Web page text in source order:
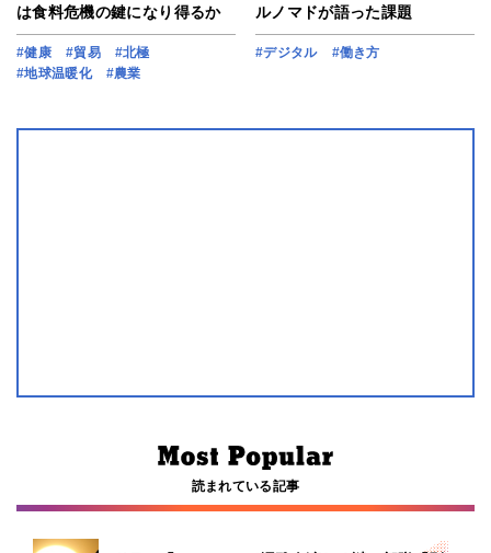
は食料危機の鍵になり得るか
#健康 #貿易
#北極
#地球温暖化
#農業
ルノマドが語った課題
#デジタル #働き方
読まれている記事